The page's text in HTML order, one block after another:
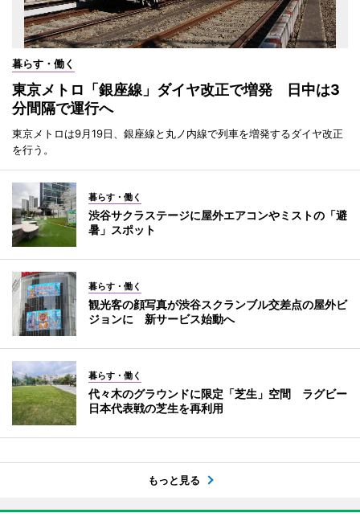
暮らす・働く
東京メトロ「銀座線」ダイヤ改正で増発 日中は3
分間隔で運行へ
東京メトロは9月19日、銀座線と丸ノ内線で列車を増発するダイヤ改正
を行う。
暮らす・働く
渋谷サクラステージに屋外エアコンやミストの「避
暑」スポット
暮らす・働く
観光客の顔写真が渋谷スクランブル交差点の屋外ビ
ジョンに 新サービス始動へ
暮らす・働く
代々木のグラウンドに限定「芝生」空間 ラグビー
日本代表戦の芝生を再利用
もっと見る